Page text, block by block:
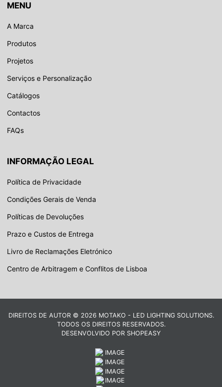
MENU
A Marca
Produtos
Projetos
Serviços e Personalização
Catálogos
Contactos
FAQs
INFORMAÇÃO LEGAL
Política de Privacidade
Condições Gerais de Venda
Políticas de Devoluções
Prazo e Custos de Entrega
Livro de Reclamações Eletrónico
Centro de Arbitragem e Conflitos de Lisboa
DIREITOS DE AUTOR © 2026 MOTAKO - LED LIGHTING SOLUTIONS.
TODOS OS DIREITOS RESERVADOS.
DESENVOLVIDO POR SHOPEASY